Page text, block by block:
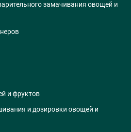
замачивания овощей и
и фруктов
и дозировки овощей и